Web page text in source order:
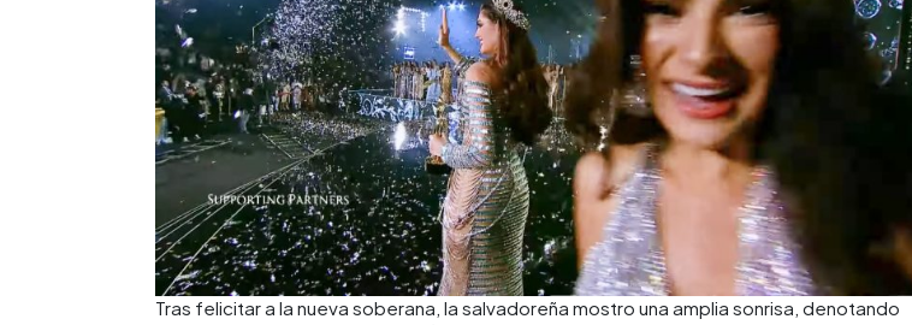
Tras felicitar a la nueva soberana, la salvadoreña mostro una amplia sonrisa, denotando